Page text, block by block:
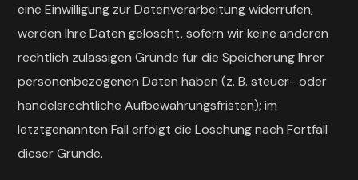
eine Einwilligung zur Datenverarbeitung widerrufen,
werden Ihre Daten gelöscht, sofern wir keine anderen
rechtlich zulässigen Gründe für die Speicherung Ihrer
personenbezogenen Daten haben (z. B. steuer- oder
handelsrechtliche Aufbewahrungsfristen); im
letztgenannten Fall erfolgt die Löschung nach Fortfall
dieser Gründe.